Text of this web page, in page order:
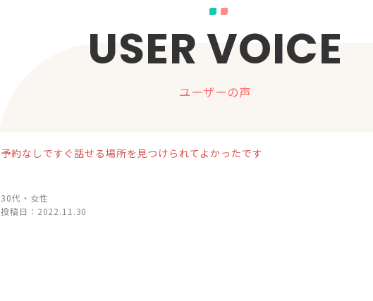
USER VOICE
ユーザーの声
予約なしですぐ話せる場所を見つけられてよかったです
30代・女性
投稿日： 2022.11.30